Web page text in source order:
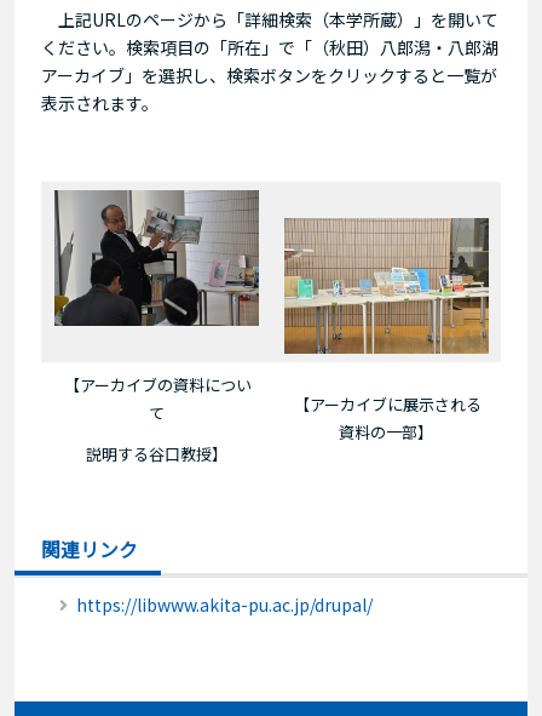
上記URLのページから「詳細検索（本学所蔵）」を開いて
ください。検索項目の「所在」で「（秋田）八郎潟・八郎湖
アーカイブ」を選択し、検索ボタンをクリックすると一覧が
表示されます。
【アーカイブの資料につい
て
説明する谷口教授】
【アーカイブに展示される
資料の一部】
関連リンク
https://libwww.akita-pu.ac.jp/drupal/